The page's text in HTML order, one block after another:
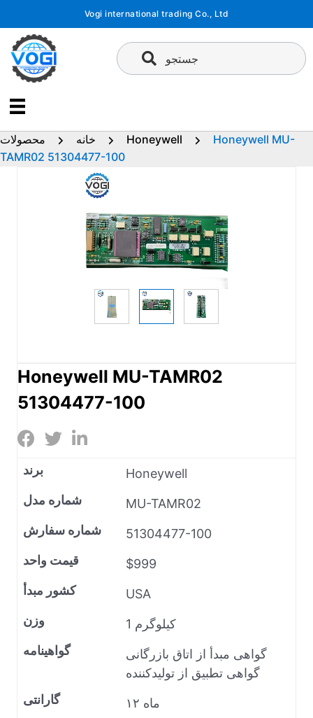
محتوا
Vogi international trading Co., Ltd
جستجو
خانه محصولات Honeywell
Honeywell MU-
TAMR02 51304477-100
Honeywell MU-TAMR02
51304477-100
برند
Honeywell
شماره مدل
MU-TAMR02
شماره سفارش
51304477-100
قیمت واحد
$999
کشور مبدأ
USA
وزن
1 کیلوگرم
گواهینامه
گواهی مبدأ از اتاق بازرگانی
گواهی تطبیق از تولیدکننده
گارانتی
۱۲ ماه